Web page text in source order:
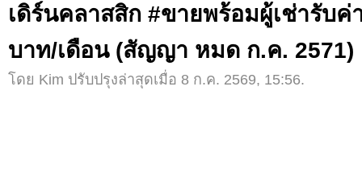
เดิร์นคลาสสิก #ขายพร้อมผู้เช่ารับค่
บาท/เดือน (สัญญา หมด ก.ค. 2571)
โดย Kim ปรับปรุงล่าสุดเมื่อ 8 ก.ค. 2569, 15:56.